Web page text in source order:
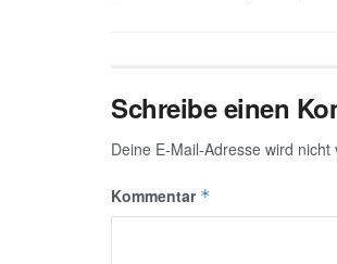
Schreibe einen
Deine E-Mail-Adresse wird nicht
Kommentar *